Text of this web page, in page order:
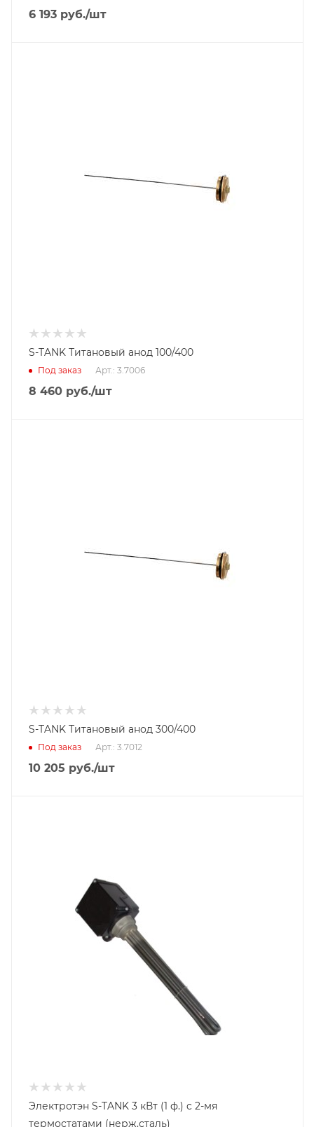
6 193 руб./шт
S-TANK Титановый анод 100/400
Под заказ Арт.: 3.7006
8 460 руб./шт
S-TANK Титановый анод 300/400
Под заказ Арт.: 3.7012
10 205 руб./шт
Электротэн S-TANK 3 кВт (1 ф.) c 2-мя
термостатами (нерж.сталь)